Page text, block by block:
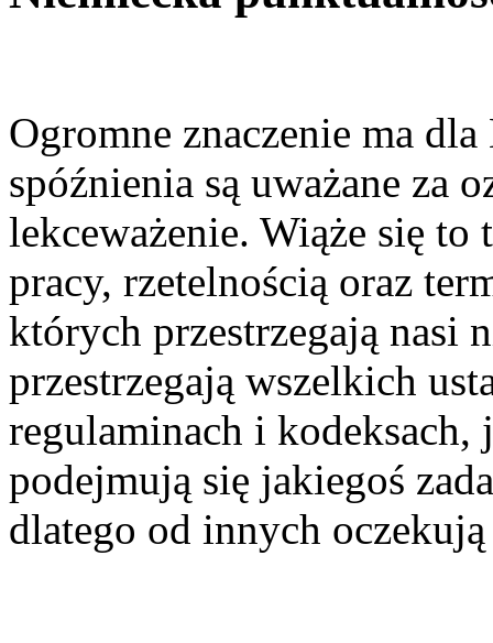
Ogromne znaczenie ma
spóźnienia są uważane za
lekceważenie. Wiąże się to
pracy, rzetelnością oraz
których przestrzegają nasi
przestrzegają wszelkich
regulaminach i
podejmują się jakiegoś
dlatego od innych